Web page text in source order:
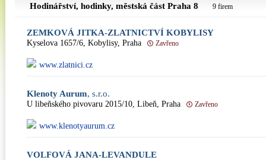
Hodinářství, hodinky, městská část Praha 8 9 firem
ZEMKOVÁ JITKA-ZLATNICTVÍ KOBYLISY
Kyselova 1657/6, Kobylisy, Praha Zavřeno
www.zlatnici.cz
Klenoty Aurum, s.r.o.
U libeňského pivovaru 2015/10, Libeň, Praha Zavřeno
www.klenotyaurum.cz
VOLFOVÁ JANA-LEVANDULE